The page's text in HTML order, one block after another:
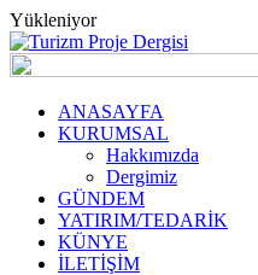
Yükleniyor
ANASAYFA
KURUMSAL
Hakkımızda
Dergimiz
GÜNDEM
YATIRIM/TEDARİK
KÜNYE
İLETİŞİM